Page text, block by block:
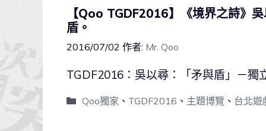
【Qoo TGDF2016】《境界之詩》
盾。
2016/07/02 作者: Mr. Qoo
TGDF2016：吳以尋：「矛與盾」－獨
Qoo獨家 、 TGDF2016 、 主題博覽、 台北遊